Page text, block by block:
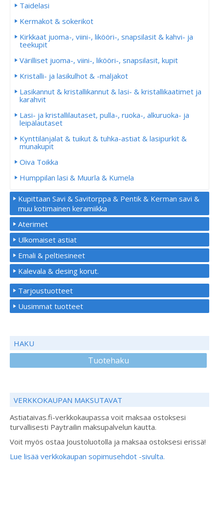
Taidelasi
Kermakot & sokerikot
Kirkkaat juoma-, viini-, likööri-, snapsilasit & kahvi- ja
teekupit
Värilliset juoma-, viini-, likööri-, snapsilasit, kupit
Kristalli- ja lasikulhot & -maljakot
Lasikannut & kristallikannut & lasi- & kristallikaatimet ja
karahvit
Lasi- ja kristallilautaset, pulla-, ruoka-, alkuruoka- ja
leipälautaset
Kynttilänjalat & tuikut & tuhka-astiat & lasipurkit &
munakupit
Oiva Toikka
Humppilan lasi & Muurla & Kumela
Kupittaan Savi & Savitorppa & Pentik & Kerman savi &
muu kotimainen keramiikka
Aterimet
Ulkomaiset astiat
Emali & peltiesineet
Kalevala & desing korut.
Tarjoustuotteet
Uusimmat tuotteet
HAKU
Tuotehaku
VERKKOKAUPAN MAKSUTAVAT
Astiataivas.fi-verkkokaupassa voit maksaa ostoksesi
turvallisesti Paytrailin maksupalvelun kautta.
Voit myös ostaa Joustoluotolla ja maksaa ostoksesi erissä!
Lue lisää verkkokaupan sopimusehdot -sivulta.